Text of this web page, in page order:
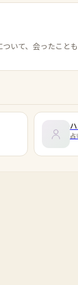
いて、会ったこと
占